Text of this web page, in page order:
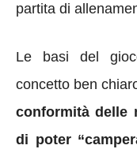
partita di
Le basi del
concetto ben
conformità delle
di poter